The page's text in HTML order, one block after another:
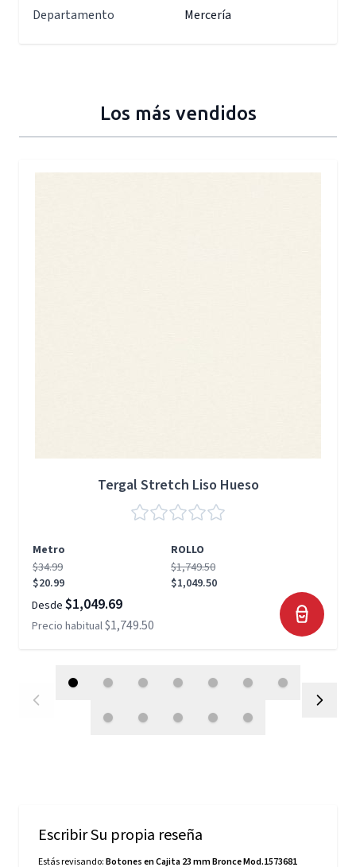
Departamento Mercería
Los más vendidos
Tergal Stretch Liso Hueso
Metro
ROLLO
$34.99
$20.99
$1,749.50
$1,049.50
Desde $1,049.69
Precio habitual$1,749.50
Escribir Su propia reseña
Estás revisando:Botones en Cajita 23 mm Bronce Mod.1573681